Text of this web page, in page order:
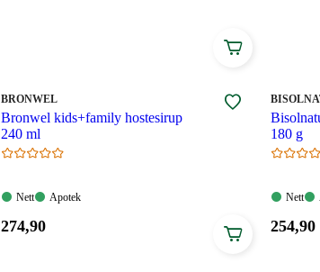
MERKE:
BRONWEL
Bronwel kids+family hostesirup
240 ml
Nett:
Nett
Apotek:
Apotek
Pris:
274,90
MERKE:
180 g
Nett:
Nett
Pris:
254,90